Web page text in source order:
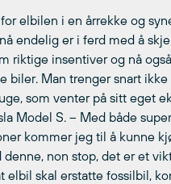
elbilen i en årrekke og
endelig er i ferd med å skje
riktige insentiver og nå
biler. Man trenger snart
som venter på sitt eget
Model S. – Med både
kommer jeg til å kunne
denne, non stop, det er et
elbil skal erstatte fossilbil,